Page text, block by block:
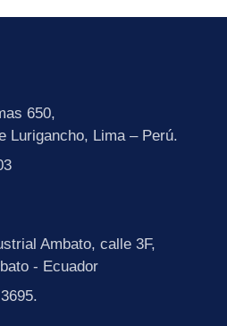
650,
Lurigancho, Lima – Perú.
Ambato, calle 3F,
- Ecuador